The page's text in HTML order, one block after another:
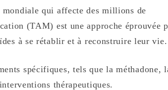
mondiale qui affecte des millions de
(TAM) est une approche éprouvée
à se rétablir et à reconstruire leur vie.
spécifiques, tels que la méthadone,
thérapeutiques.